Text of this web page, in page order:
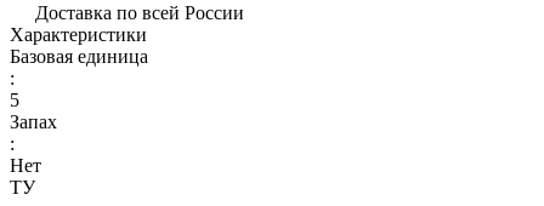
Доставка по всей России
Характеристики
Базовая единица
:
5
Запах
:
Нет
ТУ